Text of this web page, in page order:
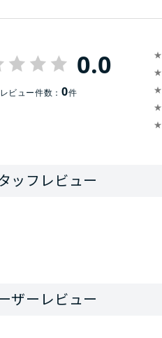
0.0
レビュー件数：0件
★
★
★
★
★